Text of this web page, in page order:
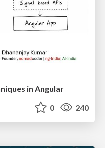
in Angular
0 240